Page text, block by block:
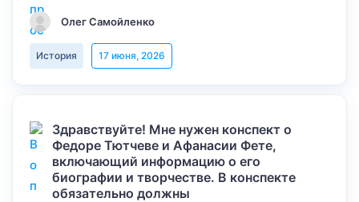
Олег Самойленко
История 17 июня, 2026
Здравствуйте! Мне нужен конспект о
Федоре Тютчеве и Афанасии Фете,
включающий информацию о его
биографии и творчестве. В конспекте
обязательно должны